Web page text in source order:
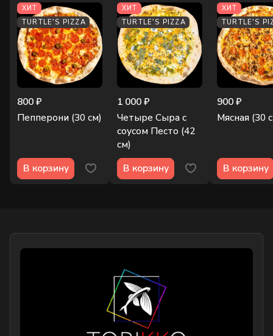
ХИТ
TURTLE'S PIZZA
800 ₽
Пепперони (30 см)
В корзину
ХИТ
TURTLE'S PIZZA
1 000 ₽
Четыре Сыра с
соусом Песто (42
см)
В корзину
ХИТ
TURTLE'S
900 ₽
Мясная (30
В корзину